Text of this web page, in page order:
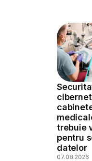
trebuie
pentru
datelor
07.08.2026